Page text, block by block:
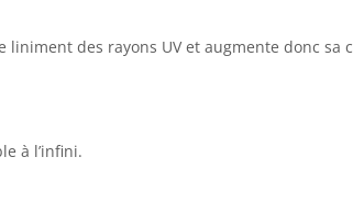
liniment des rayons UV et augmente donc
à l’infini.